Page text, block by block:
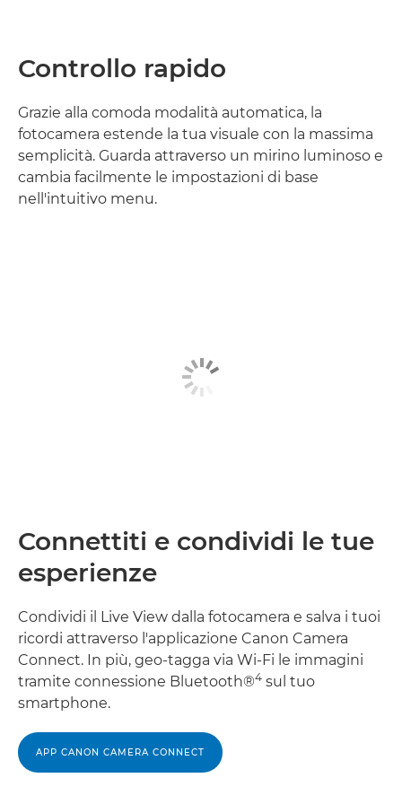
Controllo rapido
Grazie alla comoda modalità automatica, la
fotocamera estende la tua visuale con la massima
semplicità. Guarda attraverso un mirino luminoso e
cambia facilmente le impostazioni di base
nell'intuitivo menu.
Connettiti e condividi le tue
esperienze
Condividi il Live View dalla fotocamera e salva i tuoi
ricordi attraverso l'applicazione Canon Camera
Connect. In più, geo-tagga via Wi-Fi le immagini
tramite connessione Bluetooth®4 sul tuo
smartphone.
APP CANON CAMERA CONNECT